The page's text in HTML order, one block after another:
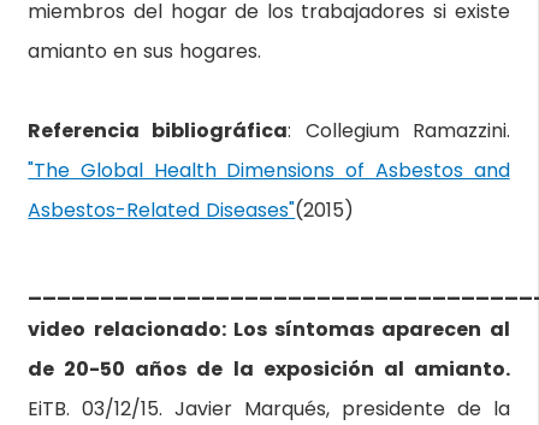
miembros del hogar de los trabajadores si existe
amianto en sus hogares.
Referencia bibliográfica: Collegium Ramazzini.
"The Global Health Dimensions of Asbestos and
Asbestos-Related Diseases"(2015)
video relacionado: Los síntomas aparecen al
de 20-50 años de la exposición al amianto.
EiTB. 03/12/15. Javier Marqués, presidente de la